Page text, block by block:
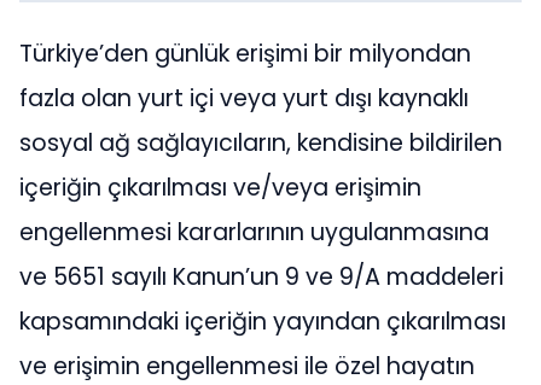
Türkiye’den günlük erişimi bir milyondan
fazla olan yurt içi veya yurt dışı kaynaklı
sosyal ağ sağlayıcıların, kendisine bildirilen
içeriğin çıkarılması ve/veya erişimin
engellenmesi kararlarının uygulanmasına
ve 5651 sayılı Kanun’un 9 ve 9/A maddeleri
kapsamındaki içeriğin yayından çıkarılması
ve erişimin engellenmesi ile özel hayatın